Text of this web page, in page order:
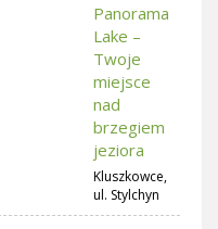
Panorama
Lake –
Twoje
miejsce
nad
brzegiem
jeziora
Kluszkowce,
ul. Stylchyn